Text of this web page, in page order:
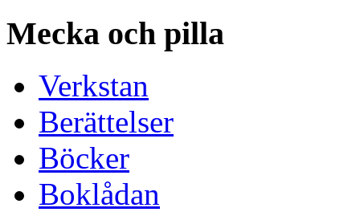
Mecka och pilla
Verkstan
Berättelser
Böcker
Boklådan